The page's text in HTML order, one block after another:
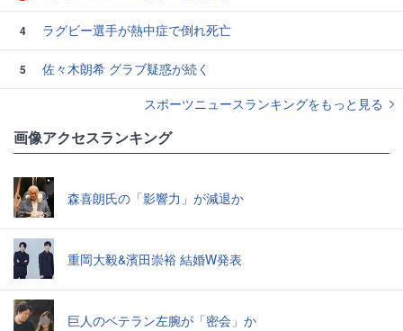
4 ラグビー選手が熱中症で倒れ死亡
5
佐々木朗希 グラブ疑惑が続く
スポーツニュースランキングをもっと見る
画像アクセスランキング
森喜朗氏の「影響力」が減退か
重岡大毅&濱田崇裕 結婚W発表
巨人のベテラン左腕が「密会」か